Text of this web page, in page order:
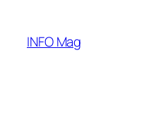
contenu
INFO Mag